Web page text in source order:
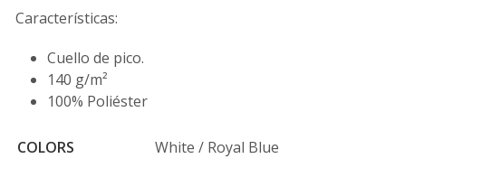
Características:
Cuello de pico.
140 g/m²
100% Poliéster
COLORS White / Royal Blue